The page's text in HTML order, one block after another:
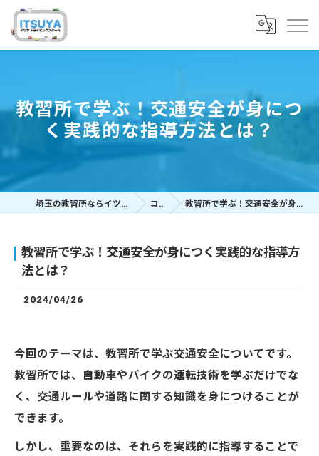
教習所で学ぶ！交通安全が身につ
く実践的な指導方法とは？
埼玉の教習所ならイツヤドライビングスクール コラム 教習所で学ぶ！交通安全が身につく実践的な指導方法とは？
教習所で学ぶ！交通安全が身につく実践的な指導方
法とは？
2024/04/26
今回のテーマは、教習所で学ぶ交通安全についてです。
教習所では、自動車やバイクの運転技術を学ぶだけでな
く、交通ルールや道路に関する知識を身につけることが
できます。
しかし、重要なのは、それらを実践的に指導することで